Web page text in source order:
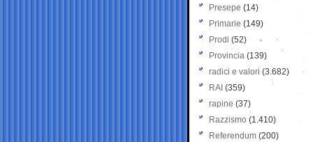
Presepe (14)
Primarie (149)
Prodi (52)
Provincia (139)
radici e valori (3.682)
RAI (359)
rapine (37)
Razzismo (1.410)
Referendum (200)